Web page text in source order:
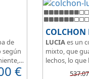
de
según
de€
COLCHON
LUCIAes un
mixto, que
lechos, lo que
para camas